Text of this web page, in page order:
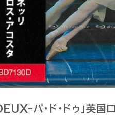
パ・ド・ドゥ」英国